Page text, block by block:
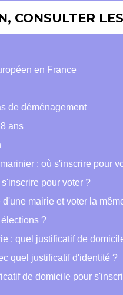
CONSULTER
en France
de déménagement
ans
: où s'inscrire pour
pour voter ?
mairie et voter la
?
: quel justificatif de
quel justificatif d'identité ?
de domicile pour